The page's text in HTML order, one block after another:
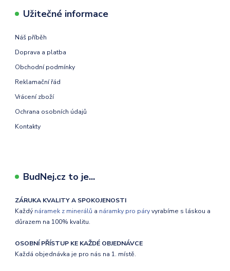
Užitečné informace
Náš příběh
Doprava a platba
Obchodní podmínky
Reklamační řád
Vrácení zboží
Ochrana osobních údajů
Kontakty
BudNej.cz to je...
ZÁRUKA KVALITY A SPOKOJENOSTI
Každý náramek z minerálů a náramky pro páryvyrabíme s láskou a
důrazem na 100% kvalitu.
OSOBNÍ PŘÍSTUP KE KAŽDÉ OBJEDNÁVCE
Každá objednávka je pro nás na 1. místě.